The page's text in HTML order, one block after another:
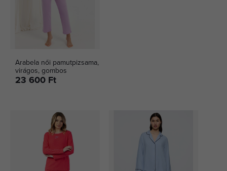
Arabela női pamutpizsama,
virágos, gombos
23 600 Ft